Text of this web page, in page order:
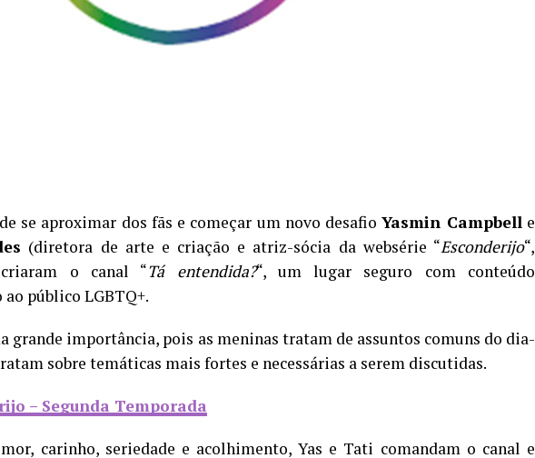
se aproximar dos fãs e começar um novo desafioYasmin Campbelle
(diretora de arte e criação e atriz-sócia da websérie “Esconderijo“,
criaram o canal “Tá entendida?“, um lugar seguro com conteúdo
público LGBTQ+.
grande importância, pois as meninas tratam de assuntos comuns do dia-
sobre temáticas mais fortes e necessárias a serem discutidas.
– Segunda Temporada
carinho, seriedade e acolhimento, Yas e Tati comandam o canal e